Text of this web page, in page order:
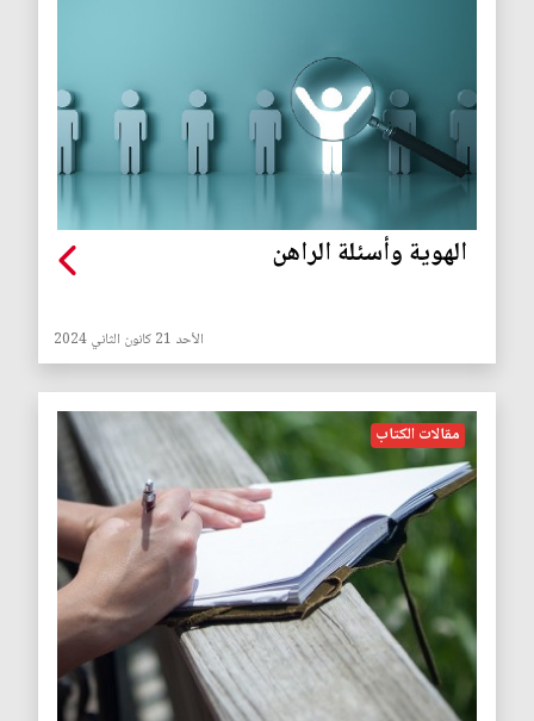
الهوية وأسئلة الراهن
الأحد 21 كانون الثاني 2024
مقالات الكتاب